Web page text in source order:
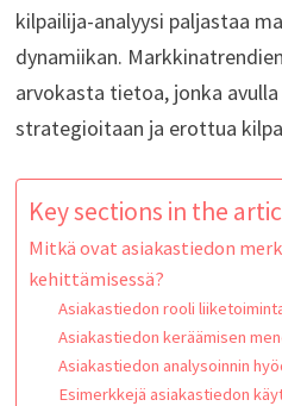
kilpailija-analyysi paljastaa
dynamiikan.
arvokasta tietoa, jonka
strategioitaan ja erottua
Key sections in the
Mitkä ovat asiakastiedon
kehittämisessä?
Asiakastiedon rooli
Asiakastiedon keräämisen
Asiakastiedon analysoinnin
Esimerkkejä asiakastiedon